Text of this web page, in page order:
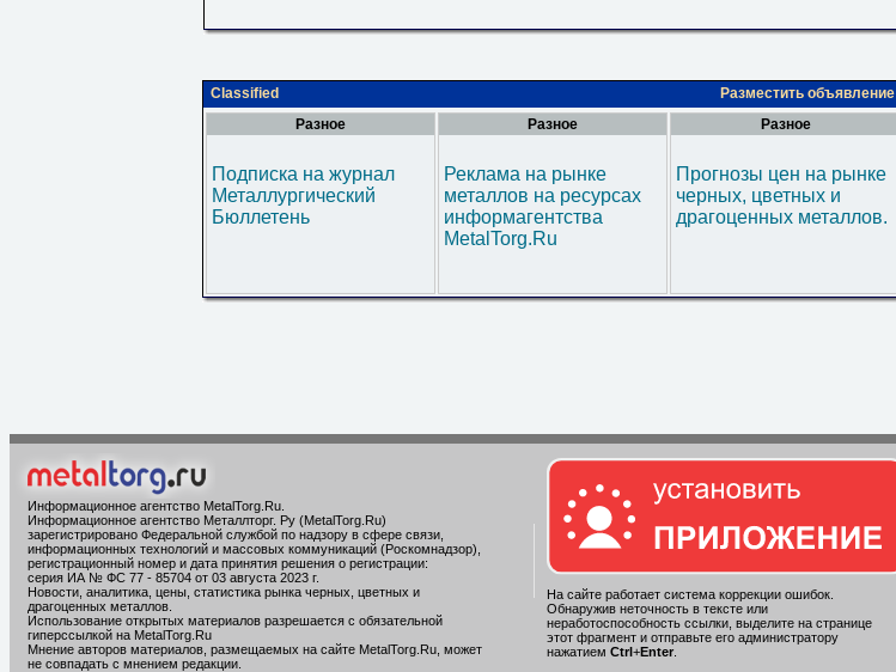
Classified
Разместить объявление
Разное
Подписка на журнал
Металлургический
Бюллетень
Разное
Реклама на рынке
металлов на ресурсах
информагентства
MetalTorg.Ru
Разное
Прогнозы цен на рынке
черных, цветных и
драгоценных металлов.
Информационное агентство MetalTorg.Ru
Информационное агентство Металлторг. Ру (MetalTorg.Ru)
зарегистрировано Федеральной службой по надзору в сфере связи,
информационных технологий и массовых коммуникаций (Роскомнадзор),
регистрационный номер и дата принятия решения о регистрации:
серия ИА № ФС 77 - 85704 от 03 августа 2023 г.
Новости, аналитика, цены, статистика рынка черных, цветных и
драгоценных металлов.
Использование открытых материалов разрешается с обязательной
гиперссылкой на MetalTorg.Ru
Мнение авторов материалов, размещаемых на сайте MetalTorg.Ru, может
не совпадать с мнением редакции.
На сайте работает система коррекции ошибок.
Обнаружив неточность в тексте или
неработоспособность ссылки, выделите на странице
этот фрагмент и отправьте его администратору
нажатием Ctrl +Enter.